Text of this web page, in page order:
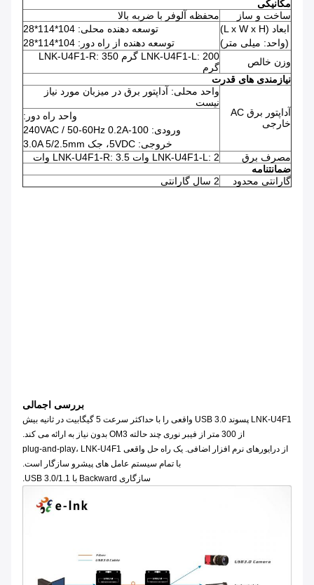
مکانیکی
ساخت و ساز
محفظه آلوفر با ضربه بالا
ابعاد (L x W x H)
(واحد: میلی متر)
توسعه دهنده محلی: 104*114*28
توسعه دهنده از راه دور: 104*114*28
وزن خالص
LNK-U4F1-L: 200 گرم LNK-U4F1-R: 350
گرم
نیازمندی های قدرت
آداپتور برق AC
خارجی
واحد محلی: آداپتور برق در میزبان مورد نیاز
نیست
واحد راه دور:
ورودی: 100-240VAC / 50-60Hz 0.2A
خروجی: 5VDC، جک 3.0A 5/2.5mm
مصرف برق
LNK-U4F1-L: 2 وات LNK-U4F1-R: 3.5 وات
ضمانتنامه
گارانتی محدود
2 سال گارانتی
بررسی اجمالی
LNK-U4F1 پسوند USB 3.0 واقعی را با حداکثر سرعت 5 گیگابیت در ثانیه بیش
از 300 متر از فیبر نوری چند حالته OM3 بدون نیاز به ارائه می کند.
از درایورهای نرم افزار اضافی. یک راه حل واقعی plug-and-play، LNK-U4F1
با تمام سیستم عامل های پیشرو سازگار است.
سازگاری Backward با USB 3.0/1.1.